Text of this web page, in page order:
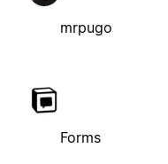
mrpugo
Forms